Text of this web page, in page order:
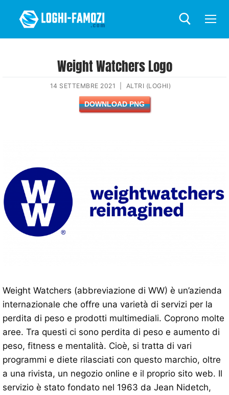
Weight Watchers Logo
14 SETTEMBRE 2021 ALTRI (LOGHI)
DOWNLOAD PNG
Weight Watchers (abbreviazione di WW) è un’azienda
internazionale che offre una varietà di servizi per la
perdita di peso e prodotti multimediali. Coprono molte
aree. Tra questi ci sono perdita di peso e aumento di
peso, fitness e mentalità. Cioè, si tratta di vari
programmi e diete rilasciati con questo marchio, oltre
a una rivista, un negozio online e il proprio sito web. Il
servizio è stato fondato nel 1963 da Jean Nidetch,